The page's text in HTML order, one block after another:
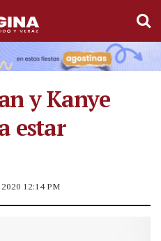
y Kanye
estar
2020 12:14 PM